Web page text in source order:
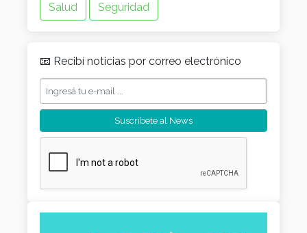
Salud
Seguridad
📧 Recibí noticias por correo electrónico